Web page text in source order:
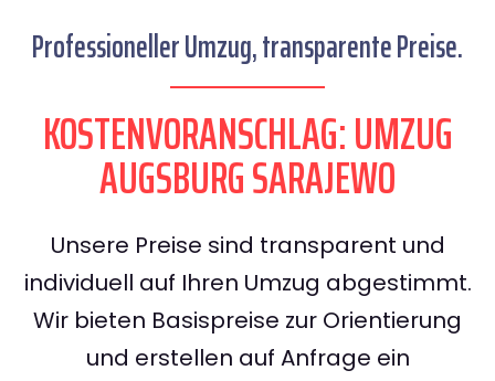
Professioneller Umzug, transparente Preise.
KOSTENVORANSCHLAG: UMZUG
AUGSBURG SARAJEWO
Unsere Preise sind transparent und
individuell auf Ihren Umzug abgestimmt.
Wir bieten Basispreise zur Orientierung
und erstellen auf Anfrage ein